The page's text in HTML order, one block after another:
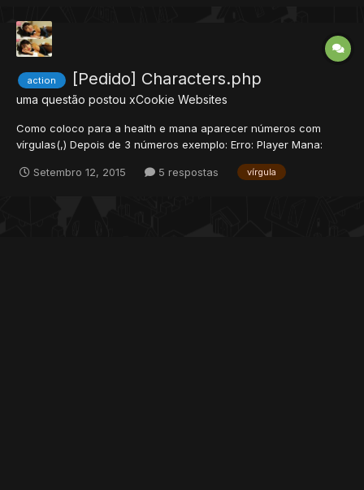
action [Pedido] Characters.php
uma questão postou xCookie Websites
Como coloco para a health e mana aparecer números com
vírgulas(,) Depois de 3 números exemplo: Erro: Player Mana:
Setembro 12, 2015
5 respostas vírgula